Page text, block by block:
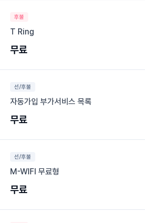
후불
T Ring
무료
선/후불
자동가입 부가서비스 목록
무료
선/후불
M-WIFI 무료형
무료